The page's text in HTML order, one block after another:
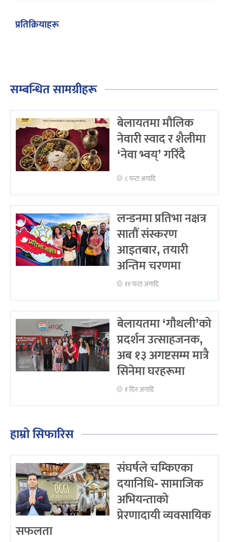
प्रतिक्रियाहरू
सम्बन्धित सामग्रीहरू
बेलायतमा मौलिक
नेवारी स्वाद र शैलीमा
‘नेवा भ्वय्’ गरिंदै
८ घन्टा अगाडि
लन्डनमा प्रतिभा नक्षत्र
सातौं संस्करण
आइतबार, तयारी
अन्तिम चरणमा
११ घन्टा अगाडि
बेलायतमा ‘गौथली’को
प्रदर्शन उत्साहजनक,
अब १३ अगष्टसम्म मात्रै
सिनेमा घरहरूमा
१ दिन अगाडि
हाम्रो सिफारिस
संघर्षले चम्किएका
दयानिधि- सामाजिक
अभियन्ताको
प्रेरणादायी व्यवसायिक
सफलता